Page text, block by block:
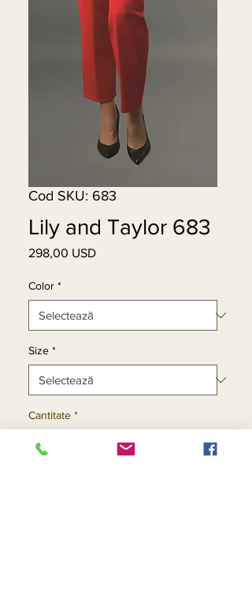
Cod SKU: 683
Lily and Taylor 683
298,00 USDPreț
Color *
Size *
Cantitate *